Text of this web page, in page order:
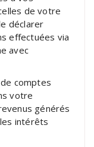
de votre
déclarer
effectuées via
avec
comptes
votre
générés
intérêts